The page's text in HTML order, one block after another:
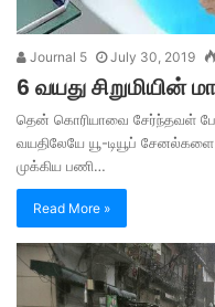
Journal 5 July 30, 2019
6 வயது சிறுமியின்
தென் கொரியாவை சேர்ந்தவள்
வயதிலேயே யூ-டியூப்
முக்கிய பணி…
Read More »